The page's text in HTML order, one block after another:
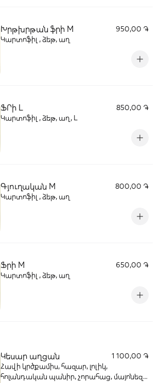
Խրթխրթան ֆրի M
950,00 ֏
Կարտոֆիլ , ձեթ, աղ
ՖՐի L
850,00 ֏
Կարտոֆիլ , ձեթ, աղ, L
Գյուղական M
800,00 ֏
Կարտոֆիլ , ձեթ, աղ
Ֆրի M
650,00 ֏
Կարտոֆիլ , ձեթ, աղ
Կեսար աղցան
1 100,00 ֏
Հավի կրծքամիս, հազար, լոլիկ,
հոլանդական պանիր, չորահաց, մայոնեզ,